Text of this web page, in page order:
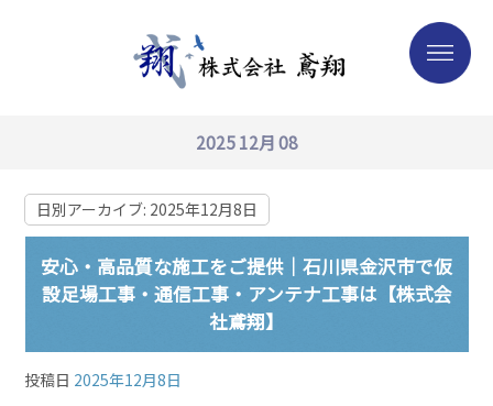
2025 12月 08
日別アーカイブ: 2025年12月8日
安心・高品質な施工をご提供｜石川県金沢市で仮
設足場工事・通信工事・アンテナ工事は【株式会
社鳶翔】
投稿日 2025年12月8日